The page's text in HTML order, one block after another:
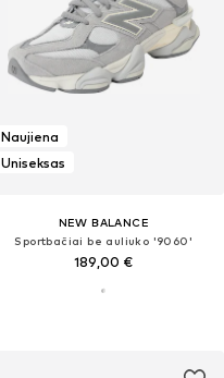
Naujiena
Uniseksas
NEW BALANCE
Sportbačiai be auliuko '9060'
189,00 €